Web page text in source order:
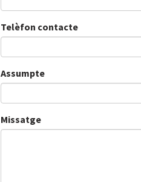
Telèfon contacte
Assumpte
Missatge